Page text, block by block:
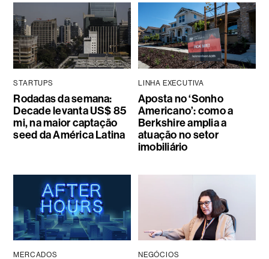
STARTUPS
Rodadas da semana:
Decade levanta US$ 85
mi, na maior captação
seed da América Latina
LINHA EXECUTIVA
Aposta no ‘Sonho
Americano’: como a
Berkshire amplia a
atuação no setor
imobiliário
MERCADOS NEGÓCIOS